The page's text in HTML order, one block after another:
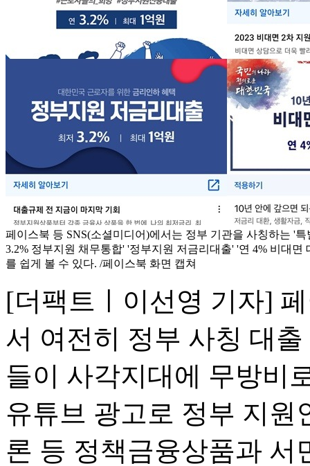
페이스북 등 SNS(소셜미디어)에서는 정부 기관을 사칭하는 '
3.2% 정부지원 채무통합' '정부지원 저금리대출' '연 4% 비대면
를 쉽게 볼 수 있다. /페이스북 화면 캡쳐
[더팩트ㅣ이선영 기자]
서 여전히 정부 사칭 대
들이 사각지대에 무방비
유튜브 광고로 정부 지원
론 등 정책금융상품과 서